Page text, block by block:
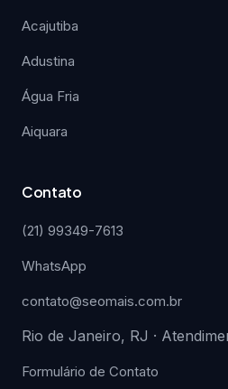
Acajutiba
Adustina
Água Fria
Aiquara
Contato
(21) 99349-7613
WhatsApp
contato@seomais.com.br
Rio de Janeiro, RJ ·
Formulário de Contato